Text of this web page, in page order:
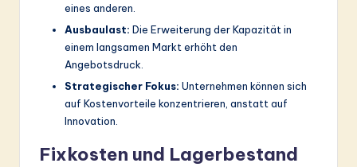
eines anderen.
Ausbaulast: Die Erweiterung der Kapazität in
einem langsamen Markt erhöht den
Angebotsdruck.
Strategischer Fokus: Unternehmen können sich
auf Kostenvorteile konzentrieren, anstatt auf
Innovation.
Fixkosten und Lagerbestand